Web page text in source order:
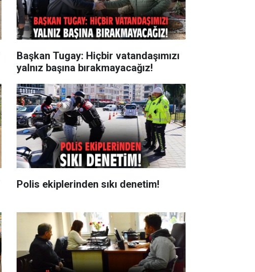
Başkan Tugay: Hiçbir vatandaşımızı
yalnız başına bırakmayacağız!
Polis ekiplerinden sıkı denetim!